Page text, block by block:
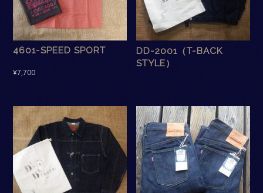
4601-SPEED SPORT
¥7,700
DD-2001（T-BACK
STYLE）